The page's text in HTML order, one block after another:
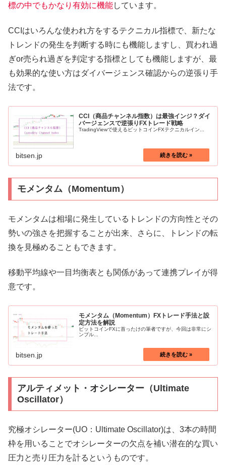
標の中でもかなり有効に機能しています。
CCIはいろんな使われ方をするテクニカル指標で、新たな
トレンドの発生を判断する時にも機能しますし、買われ過
ぎor売られ過ぎを判定する指標としても機能しますが、最
も効果的な使い方はダイバージェンス確認からの逆張り手
法です。
CCI（商品チャンネル指数）は最強インジ？ダイ
バージェンスで逆張りFXトレード戦略
TradingViewで使えるビットコインFXテクニカルイン...
bitsen.jp
モメンタム（Momentum）
モメンタムは相場に発生しているトレンドの方向性とその
勢いの強さを把握することが出来、さらに、トレンドの転
換を見極めることもできます。
移動平均線や一目均衡表とも関係があって連携プレイが得
意です。
モメンタム（Momentum）FXトレード手法と設
定方法を解説
ビットコインFXに首ったけの筆者ですが、今回は非常にシ
ンプル...
bitsen.jp
アルティメット・オシレーター（Ultimate
Oscillator）
究極オシレーター(UO：Ultimate Oscillator)は、3本の時間
枠を用いることでオシレーターの欠点を補い潜在的な買い
圧力と売り圧力を計るというものです。